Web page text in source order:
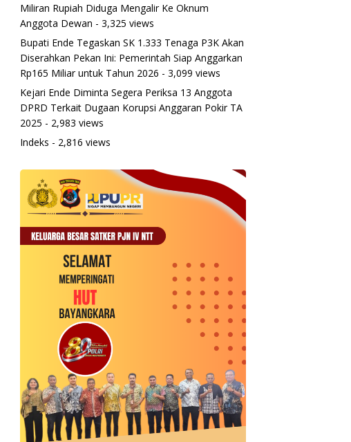
Miliran Rupiah Diduga Mengalir Ke Oknum
Anggota Dewan - 3,325 views
Bupati Ende Tegaskan SK 1.333 Tenaga P3K Akan
Diserahkan Pekan Ini: Pemerintah Siap Anggarkan
Rp165 Miliar untuk Tahun 2026 - 3,099 views
Kejari Ende Diminta Segera Periksa 13 Anggota
DPRD Terkait Dugaan Korupsi Anggaran Pokir TA
2025 - 2,983 views
Indeks - 2,816 views